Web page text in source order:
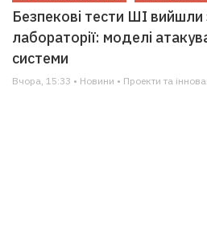
Безпекові тести ШІ вийшли
лабораторії: моделі
системи
Вчора, 15:33 • Новини • Проекти та